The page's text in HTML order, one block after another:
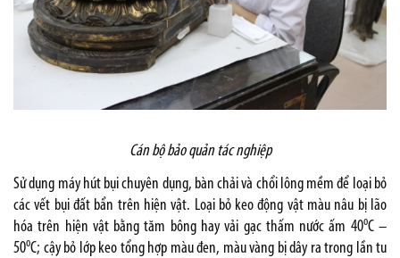
Cán bộ bảo quản tác nghiệp
Sử dụng máy hút bụi chuyên dụng, bàn chải và chổi lông mềm để loại bỏ
các vết bụi đất bẩn trên hiện vật. Loại bỏ keo động vật màu nâu bị lão
hóa trên hiện vật bằng tăm bông hay vải gạc thấm nước ấm 40oC –
50oC; cậy bỏ lớp keo tổng hợp màu đen, màu vàng bị dây ra trong lần tu